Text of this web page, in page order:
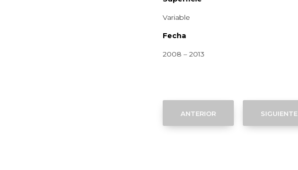
Variable
Fecha
2008 – 2013
anterior siguiente